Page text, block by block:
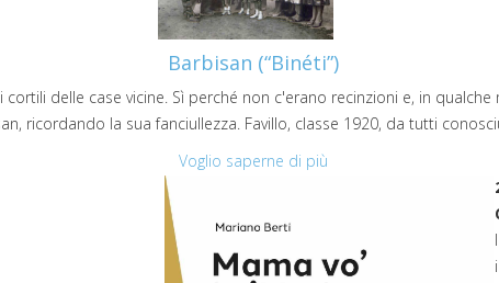
Barbisan (“Binéti”)
delle case vicine. Sì perché non c'erano recinzioni e, in
ricordando la sua fanciullezza. Favillo, classe 1920, da tutti
Voglio saperne di più